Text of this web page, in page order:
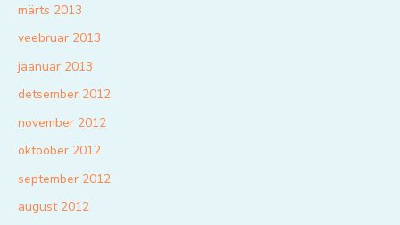
märts 2013
veebruar 2013
jaanuar 2013
detsember 2012
november 2012
oktoober 2012
september 2012
august 2012